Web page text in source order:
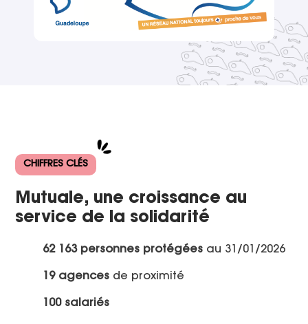
CHIFFRES CLÉS
Mutuale, une croissance au
service de la solidarité
62 163 personnes protégées au 31/01/2026
19 agences de proximité
100 salariés